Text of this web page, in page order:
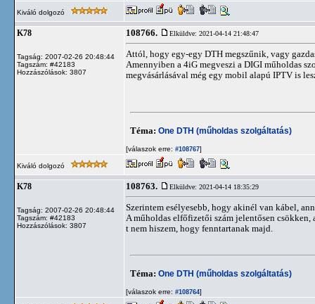
Kiváló dolgozó
K78
Tagság: 2007-02-26 20:48:44
Tagszám: #42183
Hozzászólások: 3807
108766. Elküldve: 2021-04-14 21:48:47
Attól, hogy egy-egy DTH megszűnik, vagy
Amennyiben a 4iG megveszi a DIGI műholdas
megvásárlásával még egy mobil alapú IPTV is
Téma: One DTH (műholdas szolgáltatás)
[válaszok erre: #108767]
Kiváló dolgozó
K78
Tagság: 2007-02-26 20:48:44
Tagszám: #42183
Hozzászólások: 3807
108763. Elküldve: 2021-04-14 18:35:29
Szerintem esélyesebb, hogy akinél van kábel,
A műholdas elfőfizetői szám jelentősen
t nem hiszem, hogy fenntartanak majd.
Téma: One DTH (műholdas szolgáltatás)
[válaszok erre: #108764]